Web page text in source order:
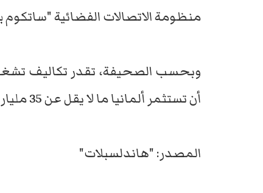
منظومة الاتصالات الفضائية "ساتكوم بي
وبحسب الصحيفة، تقدر تكاليف
أن تستثمر ألمانيا ما لا يقل عن 35 مليار يورو في قطاع الفضاء بحلول عام 2030.
المصدر: "هاندلسبلات"